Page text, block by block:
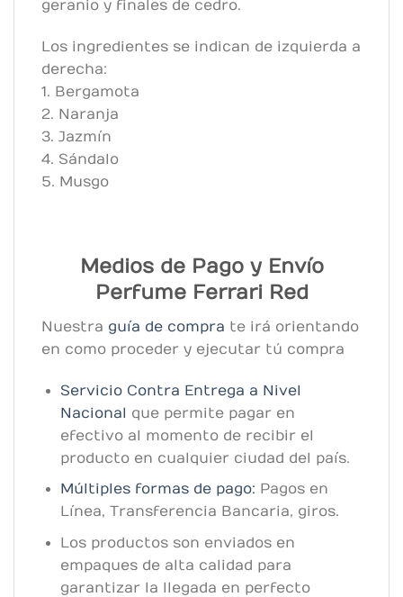
geranio y finales de cedro.
Los ingredientes se indican de izquierda a
derecha:
1. Bergamota
2. Naranja
3. Jazmín
4. Sándalo
5. Musgo
Medios de Pago y Envío
Perfume Ferrari Red
Nuestra guía de compra te irá orientando
en como proceder y ejecutar tú compra
Servicio Contra Entrega a Nivel
Nacional que permite pagar en
efectivo al momento de recibir el
producto en cualquier ciudad del país.
Múltiples formas de pago: Pagos en
Línea, Transferencia Bancaria, giros.
Los productos son enviados en
empaques de alta calidad para
garantizar la llegada en perfecto